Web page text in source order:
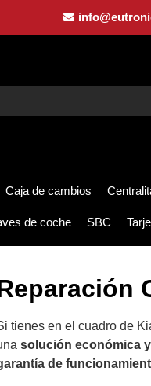
Caja de cambios
de coche SBC
tienes en el cuadro de
solución económica
de